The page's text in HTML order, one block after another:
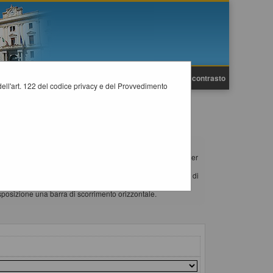
Alto contrasto
122 del codice privacy e del Provvedimento
un'occorrenza, è disponibile sul campo CIG il link per
per scorrere la stessa in senso orizzontale, si consiglia di
una barra di scorrimento orizzontale.